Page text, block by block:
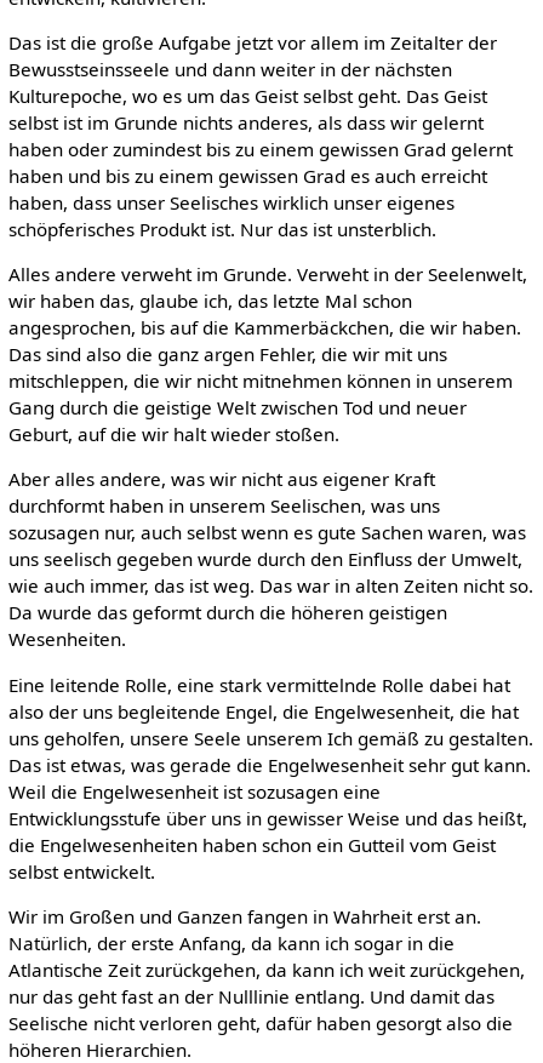
Das ist die große Aufgabe jetzt vor allem im Zeitalter der
Bewusstseinsseele und dann weiter in der nächsten
Kulturepoche, wo es um das Geist selbst geht. Das Geist
selbst ist im Grunde nichts anderes, als dass wir gelernt
haben oder zumindest bis zu einem gewissen Grad gelernt
haben und bis zu einem gewissen Grad es auch erreicht
haben, dass unser Seelisches wirklich unser eigenes
schöpferisches Produkt ist. Nur das ist unsterblich.
Alles andere verweht im Grunde. Verweht in der Seelenwelt,
wir haben das, glaube ich, das letzte Mal schon
angesprochen, bis auf die Kammerbäckchen, die wir haben.
Das sind also die ganz argen Fehler, die wir mit uns
mitschleppen, die wir nicht mitnehmen können in unserem
Gang durch die geistige Welt zwischen Tod und neuer
Geburt, auf die wir halt wieder stoßen.
Aber alles andere, was wir nicht aus eigener Kraft
durchformt haben in unserem Seelischen, was uns
sozusagen nur, auch selbst wenn es gute Sachen waren, was
uns seelisch gegeben wurde durch den Einfluss der Umwelt,
wie auch immer, das ist weg. Das war in alten Zeiten nicht so.
Da wurde das geformt durch die höheren geistigen
Wesenheiten.
Eine leitende Rolle, eine stark vermittelnde Rolle dabei hat
also der uns begleitende Engel, die Engelwesenheit, die hat
uns geholfen, unsere Seele unserem Ich gemäß zu gestalten.
Das ist etwas, was gerade die Engelwesenheit sehr gut kann.
Weil die Engelwesenheit ist sozusagen eine
Entwicklungsstufe über uns in gewisser Weise und das heißt,
die Engelwesenheiten haben schon ein Gutteil vom Geist
selbst entwickelt.
Wir im Großen und Ganzen fangen in Wahrheit erst an.
Natürlich, der erste Anfang, da kann ich sogar in die
Atlantische Zeit zurückgehen, da kann ich weit zurückgehen,
nur das geht fast an der Nulllinie entlang. Und damit das
Seelische nicht verloren geht, dafür haben gesorgt also die
höheren Hierarchien.